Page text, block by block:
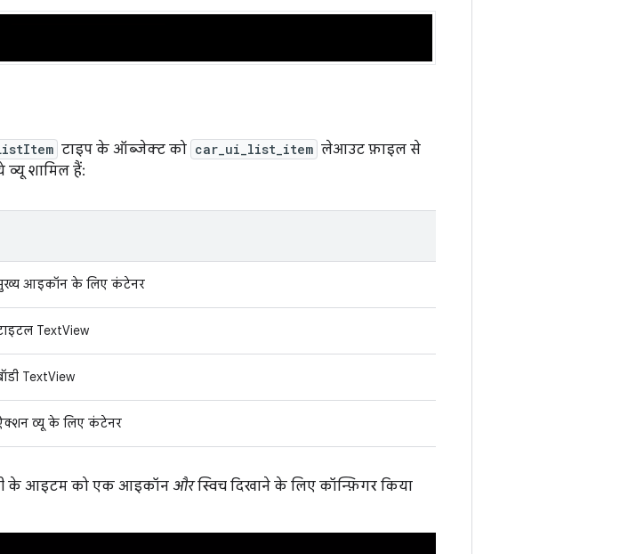
टाइप के ऑब्जेक्ट को car_ui_list_item लेआउट फ़ाइल से
व्यू शामिल हैं:
आइकॉन के लिए कंटेनर
TextView
TextView
व्यू के लिए कंटेनर
के आइटम को एक आइकॉन औरस्विच दिखाने के लिए कॉन्फ़िगर किया